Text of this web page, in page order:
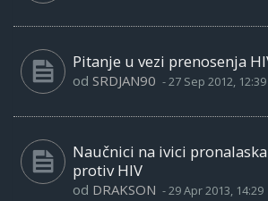
Pitanje u vezi prenosenja
od SRDJAN90 -27 Sep 2012, 12:39
Naučnici na ivici
protiv HIV
od DRAKSON -29 Apr 2013, 14:29